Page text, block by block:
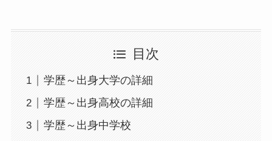
目次
学歴～出身大学の詳細
学歴～出身高校の詳細
学歴～出身中学校